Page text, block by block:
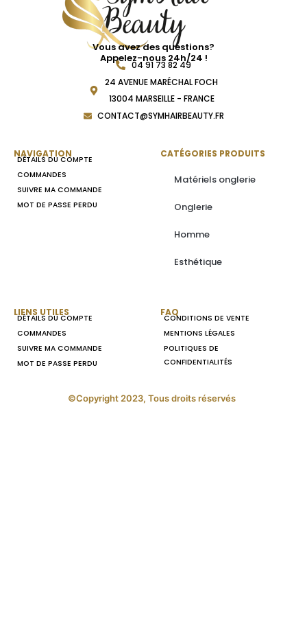
Vous avez des questions?
Appelez-nous 24h/24 !
04 91 73 82 49
24 AVENUE MARÉCHAL FOCH
13004 MARSEILLE - FRANCE
CONTACT@SYMHAIRBEAUTY.FR
NAVIGATION
DÉTAILS DU COMPTE
COMMANDES
SUIVRE MA COMMANDE
MOT DE PASSE PERDU
CATÉGORIES PRODUITS
Matériels onglerie
Onglerie
Homme
Esthétique
LIENS UTILES
DÉTAILS DU COMPTE
COMMANDES
SUIVRE MA COMMANDE
MOT DE PASSE PERDU
FAQ
CONDITIONS DE VENTE
MENTIONS LÉGALES
POLITIQUES DE
CONFIDENTIALITÉS
©Copyright 2023, Tous droits réservés